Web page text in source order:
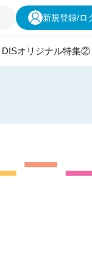
新規登録/ロ
DISオリジナル特集②